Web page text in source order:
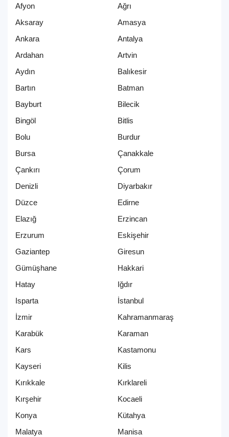
Afyon
Ağrı
Aksaray
Amasya
Ankara
Antalya
Ardahan
Artvin
Aydın
Balıkesir
Bartın
Batman
Bayburt
Bilecik
Bingöl
Bitlis
Bolu
Burdur
Bursa
Çanakkale
Çankırı
Çorum
Denizli
Diyarbakır
Düzce
Edirne
Elazığ
Erzincan
Erzurum
Eskişehir
Gaziantep
Giresun
Gümüşhane
Hakkari
Hatay
Iğdır
Isparta
İstanbul
İzmir
Kahramanmaraş
Karabük
Karaman
Kars
Kastamonu
Kayseri
Kilis
Kırıkkale
Kırklareli
Kırşehir
Kocaeli
Konya
Kütahya
Malatya
Manisa